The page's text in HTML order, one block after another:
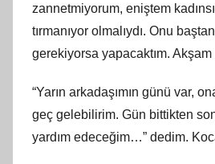
zannetmiyorum, eniştem
tırmanıyor olmalıydı. Onu
gerekiyorsa yapacaktım.
“Yarın arkadaşımın günü var,
geç gelebilirim. Gün bittikten
yardım edeceğim…” dedim.